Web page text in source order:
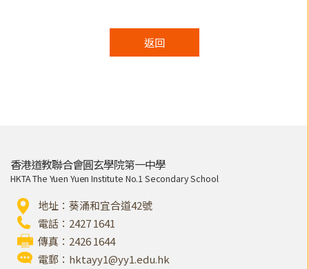
返回
香港道教聯合會圓玄學院第一中學
HKTA The Yuen Yuen Institute No.1 Secondary School
地址：葵涌和宜合道42號
電話：2427 1641
傳真：2426 1644
電郵： hktayy1@yy1.edu.hk